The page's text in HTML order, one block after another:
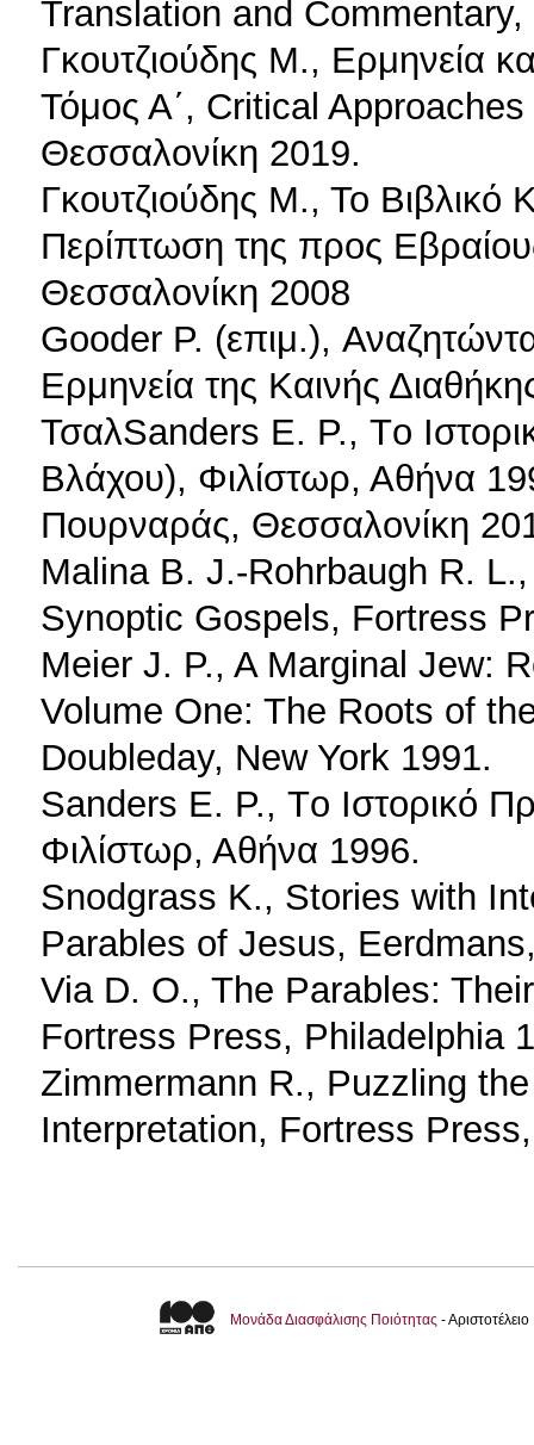
Translation and
Γκουτζιούδης Μ., Ερμηνεία
Τόμος Α΄, Critical
Θεσσαλονίκη 2019.
Γκουτζιούδης Μ., Το
Περίπτωση της προς
Θεσσαλονίκη 2008
Gooder P. (επιμ.),
Ερμηνεία της Καινής
ΤσαλSanders E. P., Τo
Βλάχου), Φιλίστωρ, Αθήνα
Πουρναράς, Θεσσαλονίκη
Malina B. J.-Rohrbaugh R.
Synoptic Gospels, Fortress
Meier J. P., A Marginal Jew:
Volume One: The Roots of
Doubleday, New York 1991.
Sanders E. P., Τo Ιστορικό
Φιλίστωρ, Αθήνα 1996.
Snodgrass K., Stories with
Parables of Jesus,
Via D. O., The Parables:
Fortress Press, Philadelphia
Zimmermann R., Puzzling
Interpretation, Fortress
Μονάδα Διασφάλισης Ποιότητας -